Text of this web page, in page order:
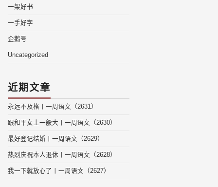
一架好书
一手好字
企鹅号
Uncategorized
近期文章
永远不及格丨一周语文（2631）
跟和平女士一般大丨一周语文（2630）
最好登记结婚丨一周语文（2629）
热烈庆祝本人退休丨一周语文（2628）
我一下就放心了丨一周语文（2627）